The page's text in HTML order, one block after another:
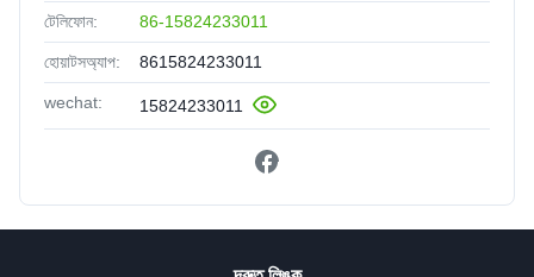
টেলিফোন: 86-15824233011
হোয়াটসঅ্যাপ: 8615824233011
wechat: 15824233011